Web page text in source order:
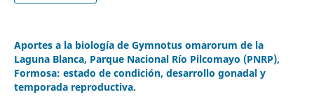
Aportes a la biología de Gymnotus omarorum de la
Laguna Blanca, Parque Nacional Río Pilcomayo (PNRP),
Formosa: estado de condición, desarrollo gonadal y
temporada reproductiva.